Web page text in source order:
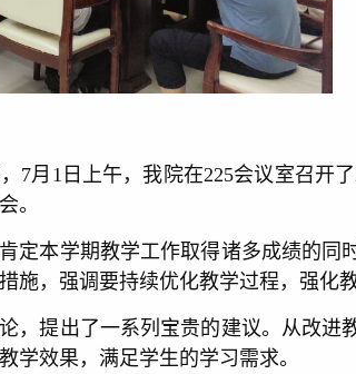
月1日上午，我院在225会议室召开
。
本学期教学工作取得诸多成绩的同
，强调要持续优化教学过程，强化教
，提出了一系列宝贵的建议。从改进
学效果，满足学生的学习需求。